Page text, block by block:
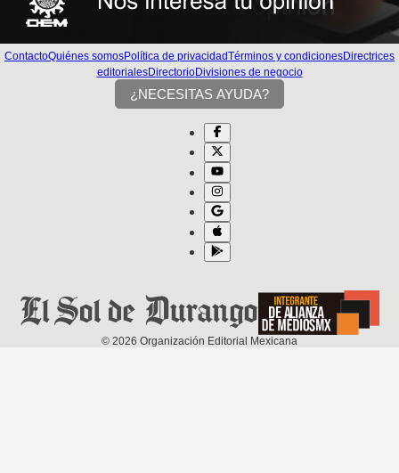
ContactoQuiénes somosPolítica de privacidadTérminos y condicionesDirectrices
editorialesDirectorioDivisiones de negocio
¿NECESITAS AYUDA?
© 2026 Organización Editorial Mexicana